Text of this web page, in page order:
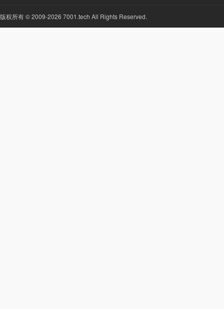
版权所有 © 2009-2026 7001.tech All Rights Reserved.